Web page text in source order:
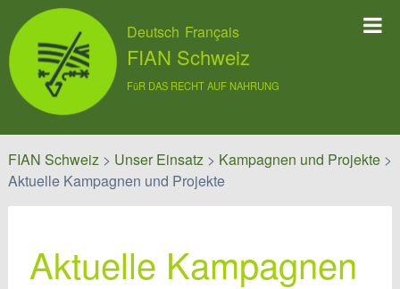
Deutsch Français
FIAN Schweiz
FüR DAS RECHT AUF NAHRUNG
FIAN Schweiz> Unser Einsatz> Kampagnen und Projekte>
Aktuelle Kampagnen und Projekte
Aktuelle Kampagnen